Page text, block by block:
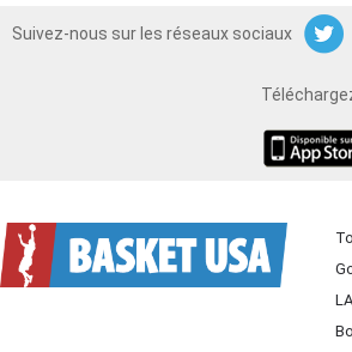
Suivez-nous sur les réseaux sociaux
TwitterFacebook